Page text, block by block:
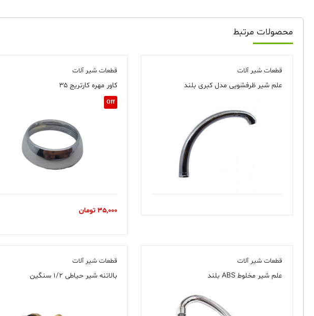
محصولات مرتبط
قطعات شیر آلات
علم شیر ظرفشویی مدل کبری بلند
قطعات شیر آلات
کاور مهره کارتریج ۳۵
Off
35,000 تومان
قطعات شیر آلات
علم شیر مخلوط ABS بلند
قطعات شیر آلات
بالاتنه شیر حیاطی ۱/۲ سنگین